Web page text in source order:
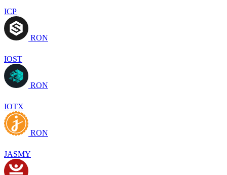
ICP
RON
IOST
RON
IOTX
RON
JASMY